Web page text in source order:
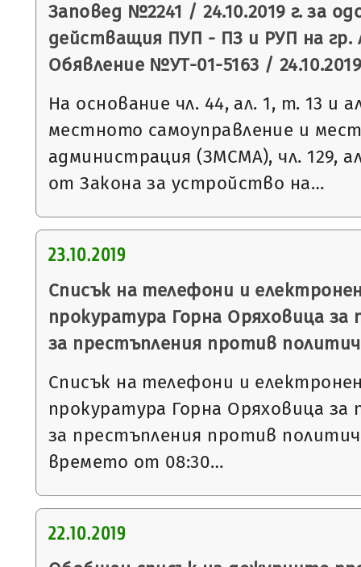
Заповед №2241 / 24.10.2019 г. за
действащия ПУП - ПЗ и РУП на гр.
Обявление №УТ-01-5163 /
На основание чл. 44, ал. 1, т. 13 и
местното самоуправление и
администрация (ЗМСМА), чл. 129,
от Закона за устройство на…
23.10.2019
Списък на телефони и
прокуратура Горна Оряховица за
за престъпления против
Списък на телефони и
прокуратура Горна Оряховица за
за престъпления против
времето от 08:30…
22.10.2019